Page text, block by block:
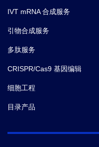
IVT mRNA 合成服务
引物合成服务
多肽服务
CRISPR/Cas9 基因编辑
细胞工程
目录产品